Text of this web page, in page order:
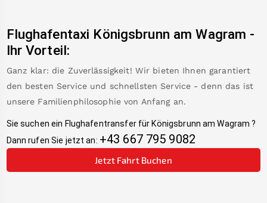
Flughafentaxi Königsbrunn am Wagram -
Ihr Vorteil:
Ganz klar: die Zuverlässigkeit! Wir bieten Ihnen garantiert
den besten Service und schnellsten Service - denn das ist
unsere Familienphilosophie von Anfang an.
Sie suchen ein Flughafentransfer für Königsbrunn am Wagram ?
Dann rufen Sie jetzt an: +43 667 795 9082
Jetzt Fahrt Buchen